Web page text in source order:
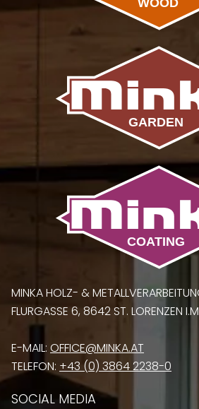
MINKA HOLZ- &
FLURGASSE 6, 8642 ST. LORENZEN
E-MAIL: OFFICE@MINKA.AT
TELEFON: +43 (0) 3864 2238-0
SOCIAL MEDIA